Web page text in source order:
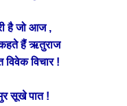
है जो आज ,
हैं ऋतुराज
विवेक विचार !
सूखे पात !